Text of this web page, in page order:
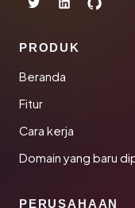
PRODUK
Beranda
Fitur
Cara kerja
Domain yang baru
PERUSAHAAN